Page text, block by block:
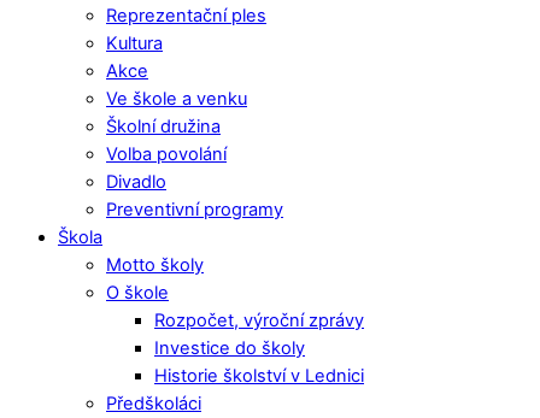
Reprezentační ples
Kultura
Akce
Ve škole a venku
Školní družina
Volba povolání
Divadlo
Preventivní programy
Škola
Motto školy
O škole
Rozpočet, výroční zprávy
Investice do školy
Historie školství v Lednici
Předškoláci